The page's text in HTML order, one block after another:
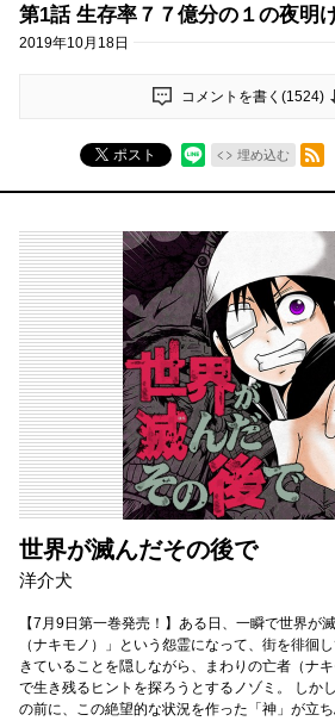
第1話 生存率７７億分の１の夜明
2019年10月18日
コメントを書く(1524)
ポスト 埋め込む
RSSフィード
世界が滅んだその後で
洋介犬
【7月9日第一巻発売！】ある日、一瞬で世界が
（ナキモノ）」という怨霊になって、街を徘
きていることを隠しながら、まわりの亡者（ナ
で生き残るヒントを探ろうとするノゾミ。 しか
の前に、この絶望的な状況を作った「神」が立